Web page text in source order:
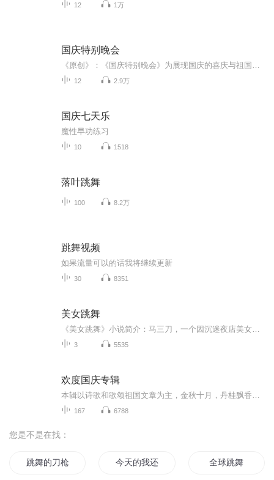
12 1万
国庆特别晚会
12 2.9万
国庆七天乐
魔性早功练习
10 1518
落叶跳舞
100 8.2万
跳舞视频
如果流量可以的话我将继续更新
30 8351
美女跳舞
3 5535
欢度国庆专辑
167 6788
您是不是在找：
跳舞的刀枪 今天的我还在跳舞 全球跳舞